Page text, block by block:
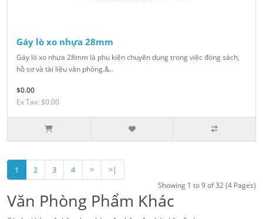
Gáy lò xo nhựa 28mm
Gáy lò xo nhựa 28mm là phụ kiện chuyên dụng trong việc đóng sách,
hồ sơ và tài liệu văn phòng.&..
$0.00
Ex Tax: $0.00
1 2 3 4 > >|
Showing 1 to 9 of 32 (4 Pages)
Văn Phòng Phẩm Khác